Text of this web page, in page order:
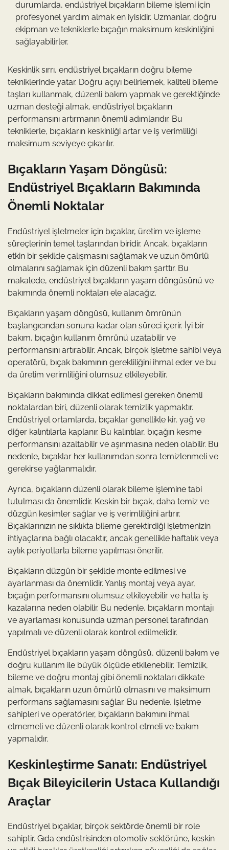
durumlarda, endüstriyel bıçakların bileme işlemi için
profesyonel yardım almak en iyisidir. Uzmanlar, doğru
ekipman ve tekniklerle bıçağın maksimum keskinliğini
sağlayabilirler.
Keskinlik sırrı, endüstriyel bıçakların doğru bileme
tekniklerinde yatar. Doğru açıyı belirlemek, kaliteli bileme
taşları kullanmak, düzenli bakım yapmak ve gerektiğinde
uzman desteği almak, endüstriyel bıçakların
performansını artırmanın önemli adımlarıdır. Bu
tekniklerle, bıçakların keskinliği artar ve iş verimliliği
maksimum seviyeye çıkarılır.
Bıçakların Yaşam Döngüsü:
Endüstriyel Bıçakların Bakımında
Önemli Noktalar
Endüstriyel işletmeler için bıçaklar, üretim ve işleme
süreçlerinin temel taşlarından biridir. Ancak, bıçakların
etkin bir şekilde çalışmasını sağlamak ve uzun ömürlü
olmalarını sağlamak için düzenli bakım şarttır. Bu
makalede, endüstriyel bıçakların yaşam döngüsünü ve
bakımında önemli noktaları ele alacağız.
Bıçakların yaşam döngüsü, kullanım ömrünün
başlangıcından sonuna kadar olan süreci içerir. İyi bir
bakım, bıçağın kullanım ömrünü uzatabilir ve
performansını artırabilir. Ancak, birçok işletme sahibi veya
operatörü, bıçak bakımının gerekliliğini ihmal eder ve bu
da üretim verimliliğini olumsuz etkileyebilir.
Bıçakların bakımında dikkat edilmesi gereken önemli
noktalardan biri, düzenli olarak temizlik yapmaktır.
Endüstriyel ortamlarda, bıçaklar genellikle kir, yağ ve
diğer kalıntılarla kaplanır. Bu kalıntılar, bıçağın kesme
performansını azaltabilir ve aşınmasına neden olabilir. Bu
nedenle, bıçaklar her kullanımdan sonra temizlenmeli ve
gerekirse yağlanmalıdır.
Ayrıca, bıçakların düzenli olarak bileme işlemine tabi
tutulması da önemlidir. Keskin bir bıçak, daha temiz ve
düzgün kesimler sağlar ve iş verimliliğini artırır.
Bıçaklarınızın ne sıklıkta bileme gerektirdiği işletmenizin
ihtiyaçlarına bağlı olacaktır, ancak genellikle haftalık veya
aylık periyotlarla bileme yapılması önerilir.
Bıçakların düzgün bir şekilde monte edilmesi ve
ayarlanması da önemlidir. Yanlış montaj veya ayar,
bıçağın performansını olumsuz etkileyebilir ve hatta iş
kazalarına neden olabilir. Bu nedenle, bıçakların montajı
ve ayarlaması konusunda uzman personel tarafından
yapılmalı ve düzenli olarak kontrol edilmelidir.
Endüstriyel bıçakların yaşam döngüsü, düzenli bakım ve
doğru kullanım ile büyük ölçüde etkilenebilir. Temizlik,
bileme ve doğru montaj gibi önemli noktaları dikkate
almak, bıçakların uzun ömürlü olmasını ve maksimum
performans sağlamasını sağlar. Bu nedenle, işletme
sahipleri ve operatörler, bıçakların bakımını ihmal
etmemeli ve düzenli olarak kontrol etmeli ve bakım
yapmalıdır.
Keskinleştirme Sanatı: Endüstriyel
Bıçak Bileyicilerin Ustaca Kullandığı
Araçlar
Endüstriyel bıçaklar, birçok sektörde önemli bir role
sahiptir. Gıda endüstrisinden otomotiv sektörüne, keskin